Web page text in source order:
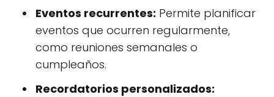
Eventos recurrentes: Permite planificar
eventos que ocurren regularmente,
como reuniones semanales o
cumpleaños.
Recordatorios personalizados: